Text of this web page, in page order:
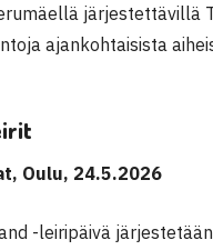
järjestettävillä
ajankohtaisista
Oulu, 24.5.2026
-leiripäivä